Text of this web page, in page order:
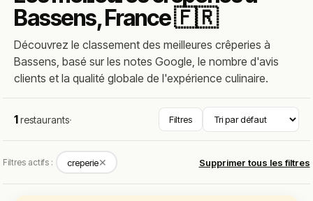
Bassens, France 🇫🇷
Découvrez le classement des meilleures crêperies à
Bassens, basé sur les notes Google, le nombre d'avis
clients et la qualité globale de l'expérience culinaire.
1restaurants· Filtres
Filtres actifs : creperie✕ Supprimer tous les filtres